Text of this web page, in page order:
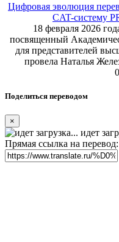
Цифровая эволюция
CAT-систему
18 февраля 2026
посвященный
для представителей
провела Наталья
Поделиться переводом
×
идет
Прямая ссылка на перевод: